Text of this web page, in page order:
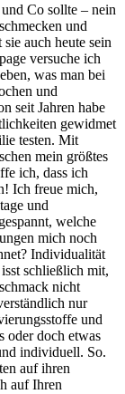
Co sollte – nein
und
auch heute sein
versuche ich
was man bei
und
seit Jahren habe
gewidmet
testen. Mit
mein größtes
ich, dass ich
Ich freue mich,
und
welche
mich noch
Individualität
schließlich mit,
nicht
nur
und
oder doch etwas
individuell. So.
auf ihren
auf Ihren